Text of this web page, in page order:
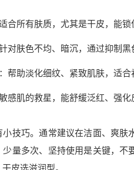
合所有肤质，尤其是干皮，能锁
对肤色不均、暗沉，通过抑制黑
：帮助淡化细纹、紧致肌肤，适合
感肌的救星，能舒缓泛红、强化
小技巧。通常建议在洁面、爽
少量多次、坚持使用是关键，